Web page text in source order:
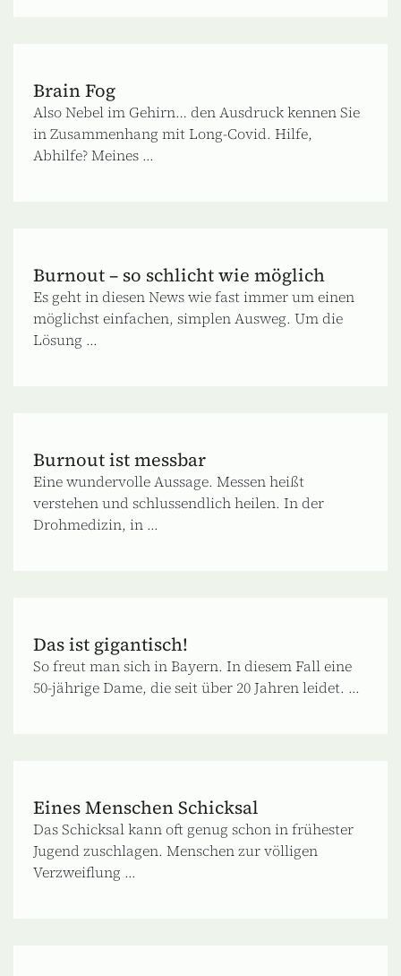
Brain Fog
Also Nebel im Gehirn… den Ausdruck kennen Sie
in Zusammenhang mit Long-Covid. Hilfe,
Abhilfe? Meines ...
Burnout – so schlicht wie möglich
Es geht in diesen News wie fast immer um einen
möglichst einfachen, simplen Ausweg. Um die
Lösung ...
Burnout ist messbar
Eine wundervolle Aussage. Messen heißt
verstehen und schlussendlich heilen. In der
Drohmedizin, in ...
Das ist gigantisch!
So freut man sich in Bayern. In diesem Fall eine
50-jährige Dame, die seit über 20 Jahren leidet. ...
Eines Menschen Schicksal
Das Schicksal kann oft genug schon in frühester
Jugend zuschlagen. Menschen zur völligen
Verzweiflung ...